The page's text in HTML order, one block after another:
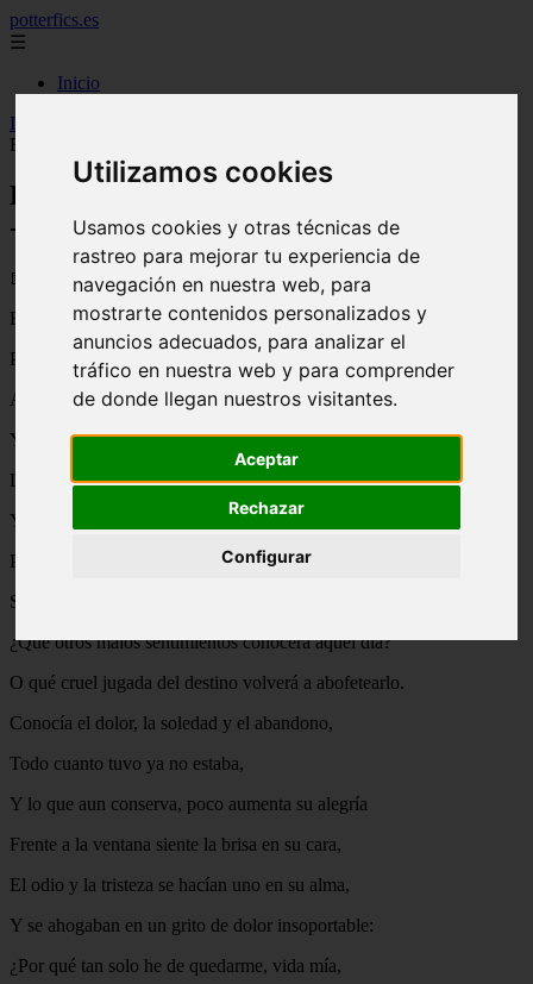
Utilizamos cookies
Usamos cookies y otras técnicas de
rastreo para mejorar tu experiencia de
navegación en nuestra web, para
mostrarte contenidos personalizados y
anuncios adecuados, para analizar el
tráfico en nuestra web y para comprender
de donde llegan nuestros visitantes.
Aceptar
Rechazar
Configurar
potterfics.es
☰
Inicio
Inicio
Fanfics de Harry Potter
El Dia Después de Haberlo Perdido Todo
- Fanfics de Harry Potter
📅 13/06/2025
El Día Después de Haberlo Perdido Todo (Harry Potter)
Por Amalia FG
Abre los ojos en la mañana,
Y mira con asombro el nuevo día,
Los pájaros cantan en las copas de los árboles,
Y el viento sopla alegre y libre, como burlándose,
Por entre las flores del inmenso campo.
Se pregunta qué nuevo rumbo tomará su vida,
¿Qué otros malos sentimientos conocerá aquel día?
O qué cruel jugada del destino volverá a abofetearlo.
Conocía el dolor, la soledad y el abandono,
Todo cuanto tuvo ya no estaba,
Y lo que aun conserva, poco aumenta su alegría
Frente a la ventana siente la brisa en su cara,
El odio y la tristeza se hacían uno en su alma,
Y se ahogaban en un grito de dolor insoportable:
¿Por qué tan solo he de quedarme, vida mía,